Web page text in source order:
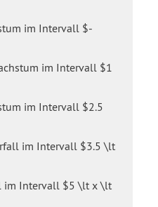
im Intervall $-
im Intervall $1
im Intervall $2.5
im Intervall $3.5 \lt
im Intervall $5 \lt x \lt